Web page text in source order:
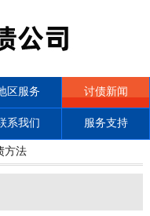
区服务 讨债新闻
系我们 服务支持
方法